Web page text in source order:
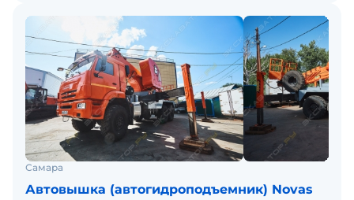
Самара
Автовышка (автогидроподъемник) Novas